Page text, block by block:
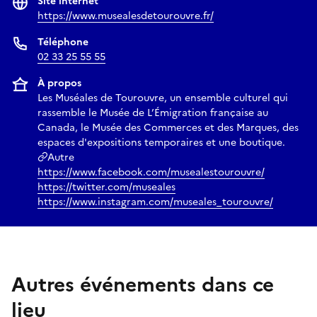
https://www.musealesdetourouvre.fr/
Téléphone
02 33 25 55 55
À propos
Les Muséales de Tourouvre, un ensemble culturel qui
rassemble le Musée de L’Émigration française au
Canada, le Musée des Commerces et des Marques, des
espaces d'expositions temporaires et une boutique.
Autre
https://www.facebook.com/musealestourouvre/
https://twitter.com/museales
https://www.instagram.com/museales_tourouvre/
Autres événements dans ce
lieu